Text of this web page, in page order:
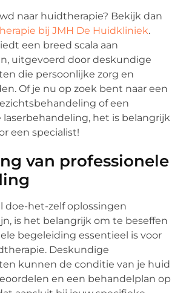
naar huidtherapie? Bekijk dan
bij JMH De Huidkliniek.
een breed scala aan
uitgevoerd door deskundige
die persoonlijke zorg en
Of je nu op zoek bent naar een
of een
laserbehandeling, het is belangrijk
een specialist!
van professionele
doe-het-zelf oplossingen
is het belangrijk om te beseffen
begeleiding essentieel is voor
Deskundige
kunnen de conditie van je huid
en een behandelplan op